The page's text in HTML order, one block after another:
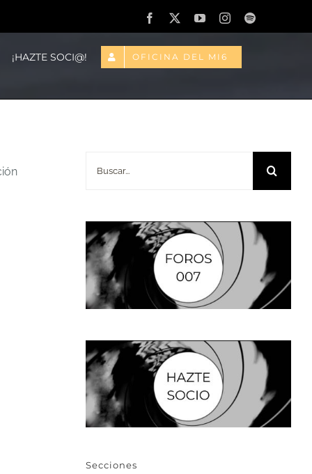
Facebook
X YouTubeInstagramSpotify
¡HAZTE SOCI@! OFICINA DEL MI6
Secciones